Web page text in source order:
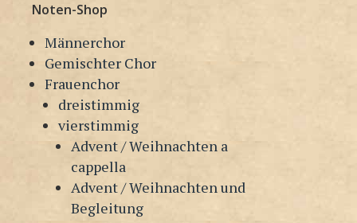
Inhalt
springen
Noten-Shop
Männerchor
Gemischter Chor
Frauenchor
dreistimmig
vierstimmig
Advent / Weihnachten a
cappella
Advent / Weihnachten und
Begleitung